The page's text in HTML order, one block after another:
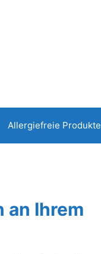
Allergiefreie Produkte
an Ihrem